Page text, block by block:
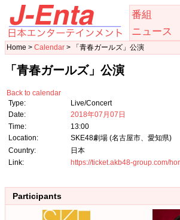
番組
ニュース
Home > Calendar > 「青春ガールズ」公演
「青春ガールズ」公演
Back to calendar
Type:
Live/Concert
Date:
2018年07月07日
Time:
13:00
Location:
SKE48劇場 (名古屋市、愛知県)
Country:
日本
Link:
https://ticket.akb48-group.com/
Participants